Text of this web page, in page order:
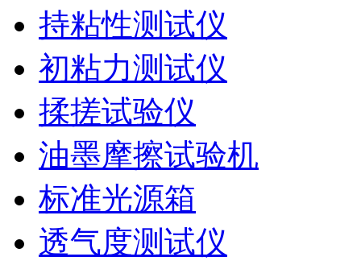
持粘性测试仪
初粘力测试仪
揉搓试验仪
油墨摩擦试验机
标准光源箱
透气度测试仪